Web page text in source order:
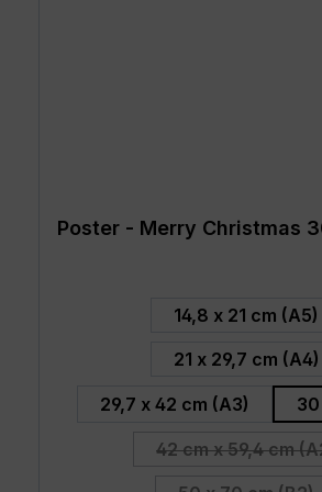
Poster - Merry Christmas
auswählen
14,8 x 21 cm (A5)
21 x 29,7 cm (A4)
29,7 x 42 cm (A3)
42 cm x 59,4 cm
(Diese